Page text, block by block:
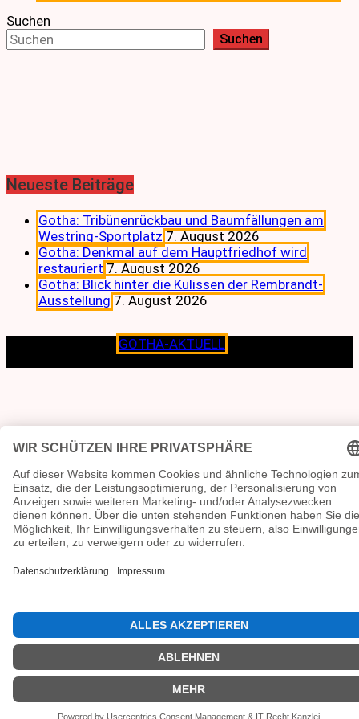
Suchen
Suchen
Neueste Beiträge
Gotha: Tribünenrückbau und Baumfällungen am
Westring-Sportplatz 7. August 2026
Gotha: Denkmal auf dem Hauptfriedhof wird
restauriert 7. August 2026
Gotha: Blick hinter die Kulissen der Rembrandt-
Ausstellung 7. August 2026
GOTHA-AKTUELL
Lokalen verpflichtet.